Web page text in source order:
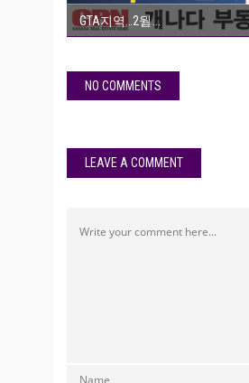
GTA지역…2월
NO COMMENTS
LEAVE A COMMENT